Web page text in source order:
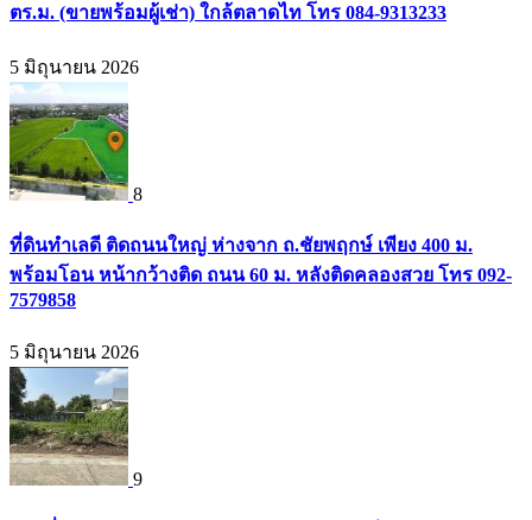
ตร.ม. (ขายพร้อมผู้เช่า) ใกล้ตลาดไท โทร 084-9313233
5 มิถุนายน 2026
8
ที่ดินทำเลดี ติดถนนใหญ่ ห่างจาก ถ.ชัยพฤกษ์ เพียง 400 ม.
พร้อมโอน หน้ากว้างติด ถนน 60 ม. หลังติดคลองสวย โทร 092-
7579858
5 มิถุนายน 2026
9